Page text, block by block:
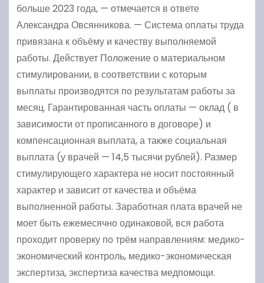
больше 2023 года, — отмечается в ответе
Александра Овсянникова. — Система оплаты труда
привязана к объёму и качеству выполняемой
работы. Действует Положение о материальном
стимулировании, в соответствии с которым
выплаты производятся по результатам работы за
месяц. Гарантированная часть оплаты — оклад ( в
зависимости от прописанного в договоре) и
компенсационная выплата, а также социальная
выплата (у врачей — 14,5 тысячи рублей). Размер
стимулирующего характера не носит постоянный
характер и зависит от качества и объёма
выполненной работы. Заработная плата врачей не
моет быть ежемесячно одинаковой, вся работа
проходит проверку по трём направлениям: медико-
экономический контроль, медико-экономическая
экспертиза, экспертиза качества медпомощи.